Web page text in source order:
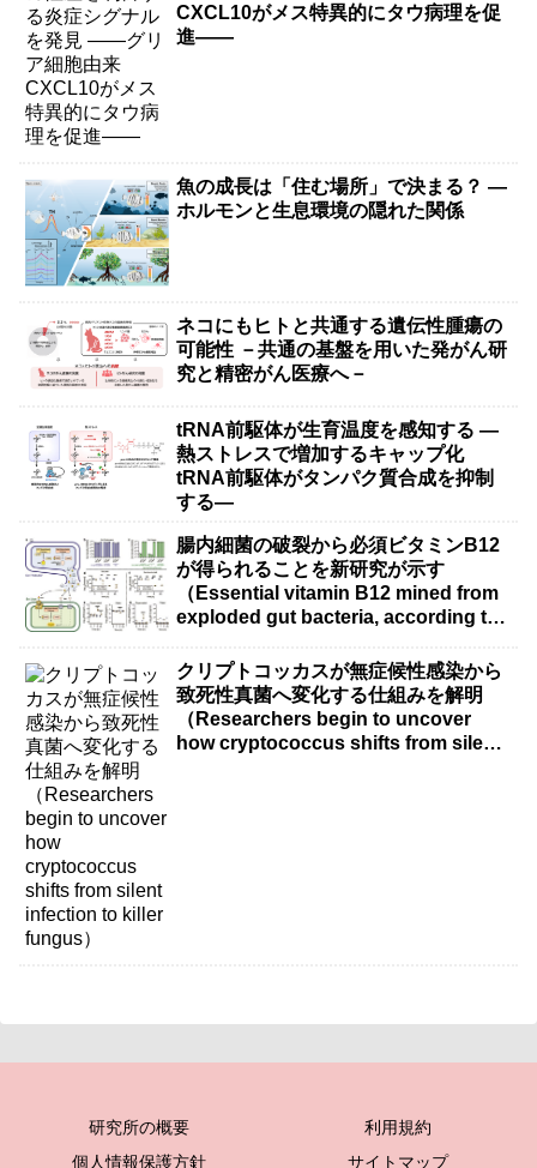
CXCL10がメス特異的にタウ病理を促
進――
魚の成長は「住む場所」で決まる？ ―
ホルモンと生息環境の隠れた関係
ネコにもヒトと共通する遺伝性腫瘍の
可能性 －共通の基盤を用いた発がん研
究と精密がん医療へ－
tRNA前駆体が生育温度を感知する ―
熱ストレスで増加するキャップ化
tRNA前駆体がタンパク質合成を抑制
する―
腸内細菌の破裂から必須ビタミンB12
が得られることを新研究が示す
（Essential vitamin B12 mined from
exploded gut bacteria, according to
クリプトコッカスが無症候性感染から
致死性真菌へ変化する仕組みを解明
（Researchers begin to uncover
how cryptococcus shifts from silent
研究所の概要
利用規約
個人情報保護方針
サイトマップ